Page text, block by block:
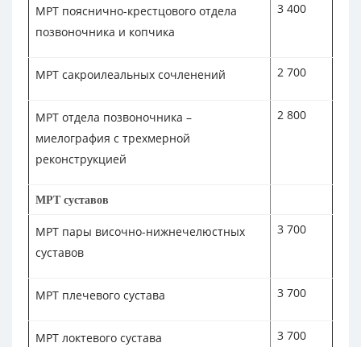
МРТ пояснично-крестцового отдела
позвоночника и копчика
3 400
МРТ сакроилеальных сочленений 2 700
МРТ отдела позвоночника –
миелография с трехмерной
реконструкцией
2 800
МРТ суставов
МРТ пары височно-нижнечелюстных
суставов
3 700
МРТ плечевого сустава 3 700
МРТ локтевого сустава 3 700